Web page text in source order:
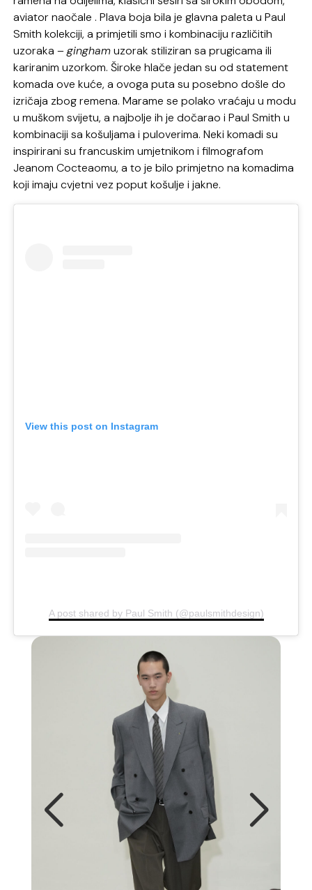
aviator naočale . Plava boja bila je glavna paleta u Paul
Smith kolekciji, a primjetili smo i kombinaciju različitih
uzoraka –ginghamuzorak stiliziran sa prugicama ili
kariranim uzorkom. Široke hlače jedan su od statement
komada ove kuće, a ovoga puta su posebno došle do
izričaja zbog remena. Marame se polako vraćaju u modu
u muškom svijetu, a najbolje ih je dočarao i Paul Smith u
kombinaciji sa košuljama i puloverima. Neki komadi su
inspirirani su francuskim umjetnikom i filmografom
Jeanom Cocteaomu, a to je bilo primjetno na komadima
koji imaju cvjetni vez poput košulje i jakne.
View this post on Instagram
A post shared by Paul Smith (@paulsmithdesign)